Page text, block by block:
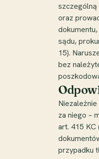
szczególną
oraz
sądu,
15).
bez
za niego –
art. 415 KC
przypadku